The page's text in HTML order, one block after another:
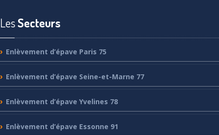
LesSecteurs
Enlèvement d’épave Paris 75
Enlèvement d’épave Seine-et-Marne 77
Enlèvement d’épave Yvelines 78
Enlèvement d’épave Essonne 91